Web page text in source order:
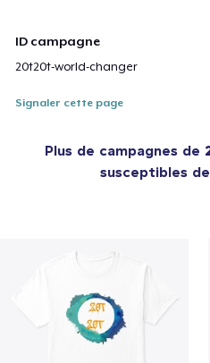
ID campagne
20t20t-world-changer
Signaler cette page
Plus de campagnes de
susceptibles